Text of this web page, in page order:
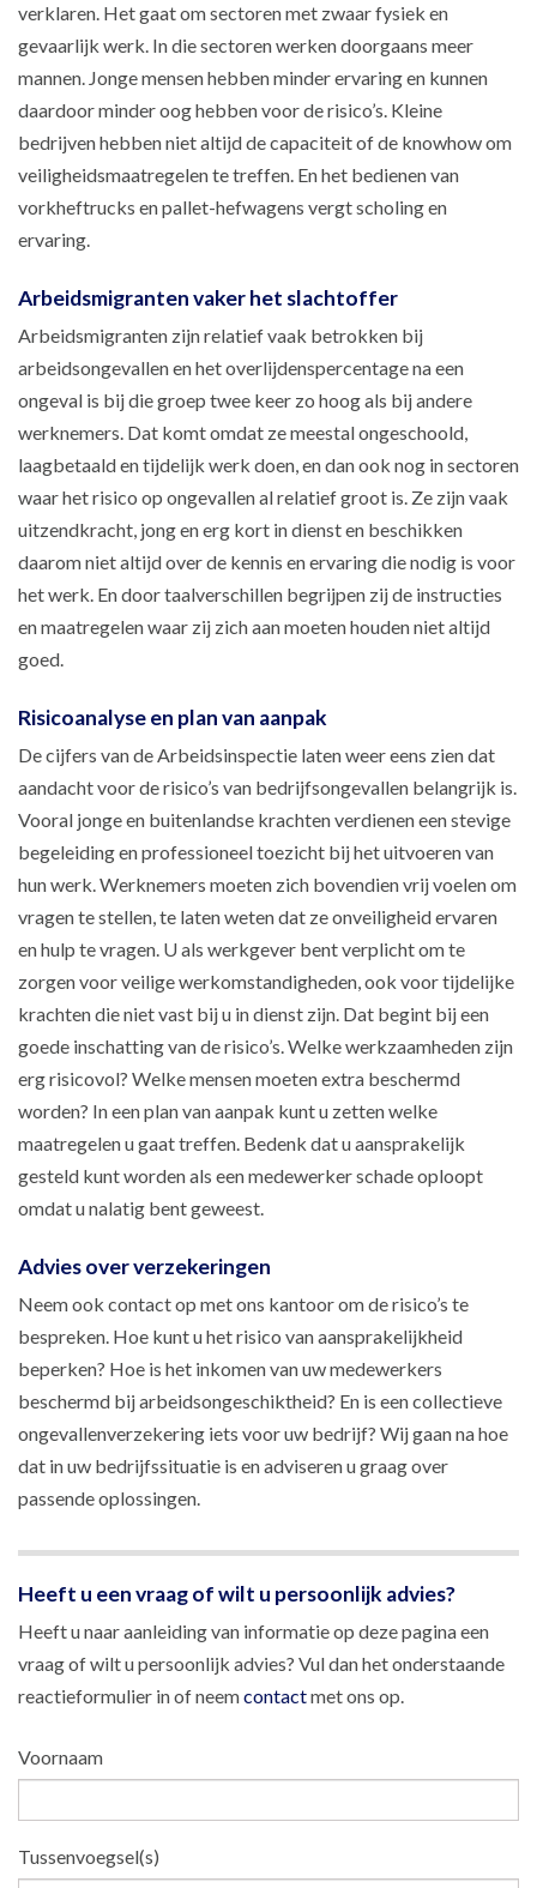
verklaren. Het gaat om sectoren met zwaar fysiek en
gevaarlijk werk. In die sectoren werken doorgaans meer
mannen. Jonge mensen hebben minder ervaring en kunnen
daardoor minder oog hebben voor de risico’s. Kleine
bedrijven hebben niet altijd de capaciteit of de knowhow om
veiligheidsmaatregelen te treffen. En het bedienen van
vorkheftrucks en pallet-hefwagens vergt scholing en
ervaring.
Arbeidsmigranten vaker het slachtoffer
Arbeidsmigranten zijn relatief vaak betrokken bij
arbeidsongevallen en het overlijdenspercentage na een
ongeval is bij die groep twee keer zo hoog als bij andere
werknemers. Dat komt omdat ze meestal ongeschoold,
laagbetaald en tijdelijk werk doen, en dan ook nog in sectoren
waar het risico op ongevallen al relatief groot is. Ze zijn vaak
uitzendkracht, jong en erg kort in dienst en beschikken
daarom niet altijd over de kennis en ervaring die nodig is voor
het werk. En door taalverschillen begrijpen zij de instructies
en maatregelen waar zij zich aan moeten houden niet altijd
goed.
Risicoanalyse en plan van aanpak
De cijfers van de Arbeidsinspectie laten weer eens zien dat
aandacht voor de risico’s van bedrijfsongevallen belangrijk is.
Vooral jonge en buitenlandse krachten verdienen een stevige
begeleiding en professioneel toezicht bij het uitvoeren van
hun werk. Werknemers moeten zich bovendien vrij voelen om
vragen te stellen, te laten weten dat ze onveiligheid ervaren
en hulp te vragen. U als werkgever bent verplicht om te
zorgen voor veilige werkomstandigheden, ook voor tijdelijke
krachten die niet vast bij u in dienst zijn. Dat begint bij een
goede inschatting van de risico’s. Welke werkzaamheden zijn
erg risicovol? Welke mensen moeten extra beschermd
worden? In een plan van aanpak kunt u zetten welke
maatregelen u gaat treffen. Bedenk dat u aansprakelijk
gesteld kunt worden als een medewerker schade oploopt
omdat u nalatig bent geweest.
Advies over verzekeringen
Neem ook contact op met ons kantoor om de risico’s te
bespreken. Hoe kunt u het risico van aansprakelijkheid
beperken? Hoe is het inkomen van uw medewerkers
beschermd bij arbeidsongeschiktheid? En is een collectieve
ongevallenverzekering iets voor uw bedrijf? Wij gaan na hoe
dat in uw bedrijfssituatie is en adviseren u graag over
passende oplossingen.
Heeft u een vraag of wilt u persoonlijk advies?
Heeft u naar aanleiding van informatie op deze pagina een
vraag of wilt u persoonlijk advies? Vul dan het onderstaande
reactieformulier in of neemcontactmet ons op.
Voornaam
Tussenvoegsel(s)